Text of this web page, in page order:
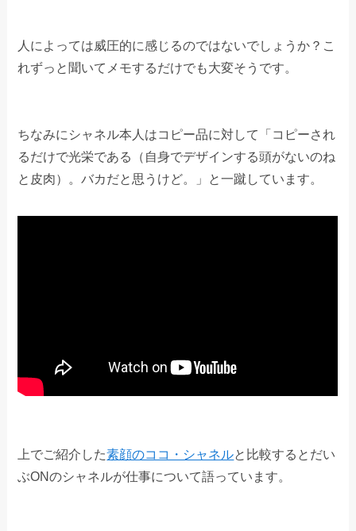
人によっては威圧的に感じるのではないでしょうか？こ
れずっと聞いてメモするだけでも大変そうです。
ちなみにシャネル本人はコピー品に対して「コピーされ
るだけで光栄である（自身でデザインする頭がないのね
と皮肉）。バカだと思うけど。」と一蹴しています。
上でご紹介した素顔のココ・シャネルと比較するとだい
ぶONのシャネルが仕事について語っています。